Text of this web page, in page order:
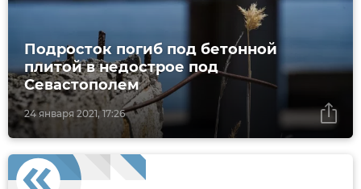
24 января 2021, 17:26
Подросток погиб под бетонной
плитой в недострое под
Севастополем